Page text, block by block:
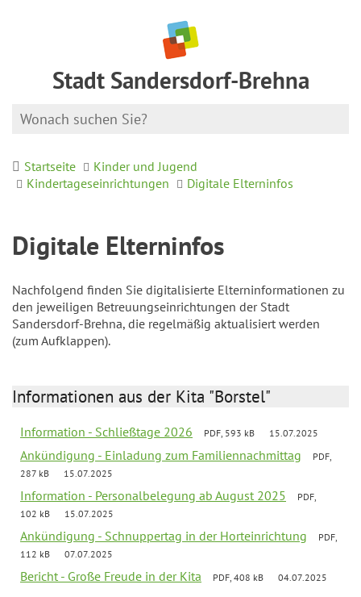
Stadt Sandersdorf-Brehna
Startseite
Kinder und Jugend
Kindertageseinrichtungen
Digitale Elterninfos
Digitale Elterninfos
Nachfolgend finden Sie digitalisierte Elterninformationen zu
den jeweiligen Betreuungseinrichtungen der Stadt
Sandersdorf-Brehna, die regelmäßig aktualisiert werden
(zum Aufklappen).
Informationen aus der Kita "Borstel"
Information - Schließtage 2026 PDF, 593 kB 15.07.2025
Ankündigung - Einladung zum Familiennachmittag
PDF,
287 kB
15.07.2025
Information - Personalbelegung ab August 2025
PDF,
102 kB
15.07.2025
Ankündigung - Schnuppertag in der Horteinrichtung
PDF,
112 kB
07.07.2025
Bericht - Große Freude in der Kita PDF, 408 kB 04.07.2025